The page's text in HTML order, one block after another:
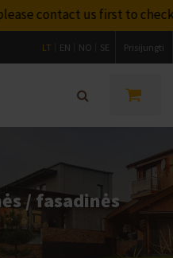
to check
LT EN NO SE Prisijungti
/ fasadinės